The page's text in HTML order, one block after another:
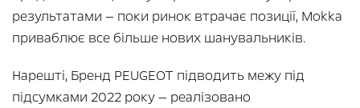
результатами — поки ринок втрачає позиції, Mokka
приваблює все більше нових шанувальників.
Нарешті, Бренд PEUGEOT підводить межу під
підсумками 2022 року — реалізовано